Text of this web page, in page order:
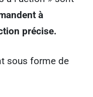
à
précise.
sous forme de